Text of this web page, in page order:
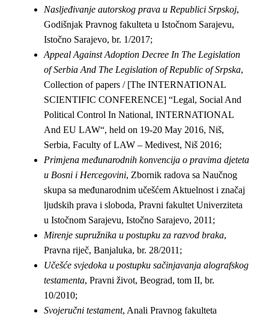
Nasljeđivanje autorskog prava u Republici Srpskoj,
Godišnjak Pravnog fakulteta u Istočnom Sarajevu,
Istočno Sarajevo, br. 1/2017;
Appeal Against Adoption Decree In The Legislation
of Serbia And The Legislation of Republic of Srpska,
Collection of papers / [The INTERNATIONAL
SCIENTIFIC CONFERENCE] “Legal, Social And
Political Control In National, INTERNATIONAL
And EU LAW“, held on 19-20 May 2016, Niš,
Serbia, Faculty of LAW – Medivest, Niš 2016;
Primjena međunarodnih konvencija o pravima dјeteta
u Bosni i Hercegovini, Zbornik radova sa Naučnog
skupa sa međunarodnim učešćem Aktuelnost i značaj
ljudskih prava i sloboda, Pravni fakultet Univerziteta
u Istočnom Sarajevu, Istočno Sarajevo, 2011;
Mirenje supružnika u postupku za razvod braka,
Pravna riječ, Banjaluka, br. 28/2011;
Učešće svjedoka u postupku sačinjavanja alografskog
testamenta, Pravni život, Beograd, tom II, br.
10/2010;
Svojeručni testament, Anali Pravnog fakulteta